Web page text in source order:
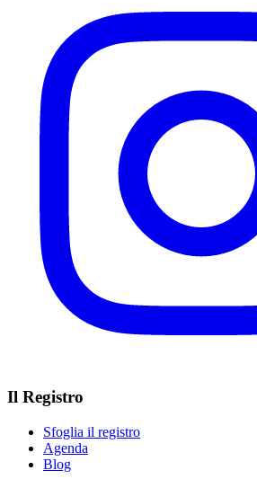
Il Registro
Sfoglia il registro
Agenda
Blog